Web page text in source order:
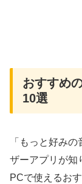
おすすめ
10選
「もっと好み
ザーアプリが
PCで使えるお